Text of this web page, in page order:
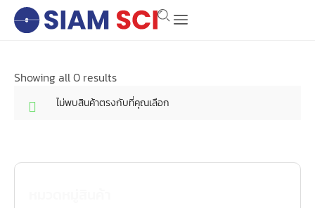
Showing all 0 results
ไม่พบสินค้าตรงกับที่คุณเลือก